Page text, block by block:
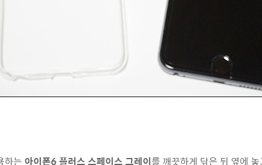
하는 아이폰6 플러스 스페이스 그레이를 깨끗하게 닦은 뒤 옆에 놓